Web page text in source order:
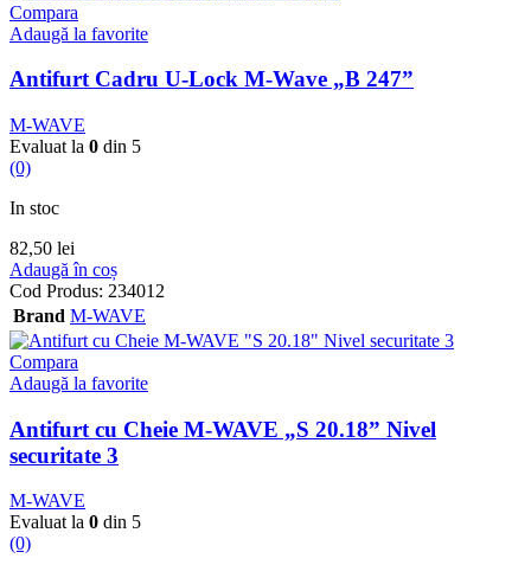
Compara
Adaugă la favorite
Antifurt Cadru U-Lock M-Wave „B 247”
M-WAVE
Evaluat la 0 din 5
(0)
In stoc
82,50 lei
Adaugă în coș
Cod Produs: 234012
Brand M-WAVE
Compara
Adaugă la favorite
Antifurt cu Cheie M-WAVE „S 20.18” Nivel
securitate 3
M-WAVE
Evaluat la 0 din 5
(0)